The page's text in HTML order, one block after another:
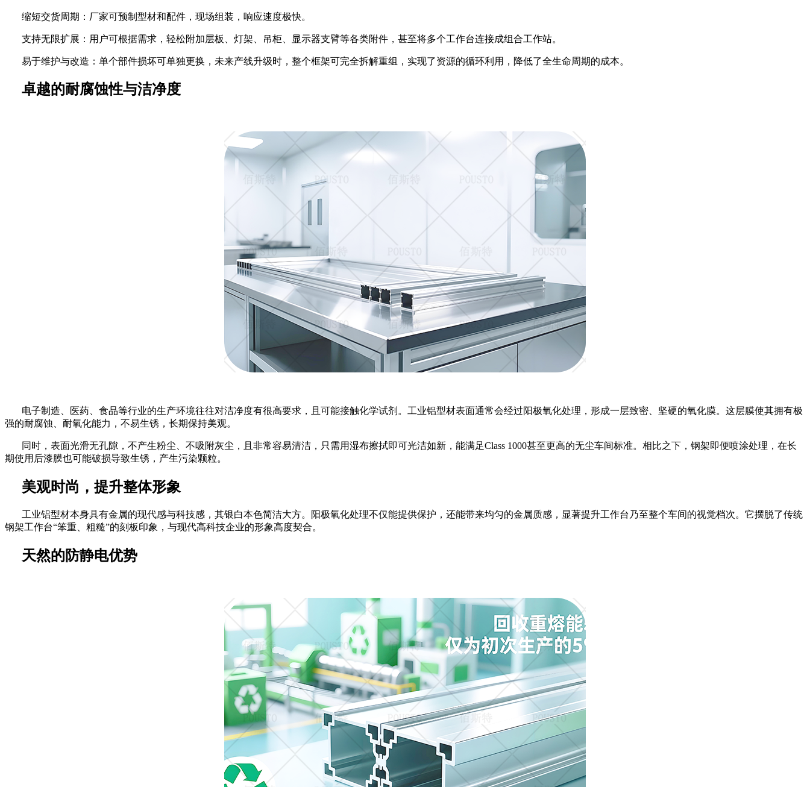
缩短交货周期：厂家可预制型材和配件，现场组装，响应速度极快。
支持无限扩展：用户可根据需求，轻松附加层板、灯架、吊柜、显示器支臂等各类附件，甚至将多个工作台连接成组合工作站。
易于维护与改造：单个部件损坏可单独更换，未来产线升级时，整个框架可完全拆解重组，实现了资源的循环利用，降低了全生命周期的成本。
卓越的耐腐蚀性与洁净度
电子制造、医药、食品等行业的生产环境往往对洁净度有很高要求，且可能接触化学试剂。工业铝型材表面通常会经过阳极氧化处理，形成一层致密、坚硬的氧化膜。这层膜使其拥有极
强的耐腐蚀、耐氧化能力，不易生锈，长期保持美观。
同时，表面光滑无孔隙，不产生粉尘、不吸附灰尘，且非常容易清洁，只需用湿布擦拭即可光洁如新，能满足Class 1000甚至更高的无尘车间标准。相比之下，钢架即便喷涂处理，在长
期使用后漆膜也可能破损导致生锈，产生污染颗粒。
美观时尚，提升整体形象
工业铝型材本身具有金属的现代感与科技感，其银白本色简洁大方。阳极氧化处理不仅能提供保护，还能带来均匀的金属质感，显著提升工作台乃至整个车间的视觉档次。它摆脱了传统
钢架工作台“笨重、粗糙”的刻板印象，与现代高科技企业的形象高度契合。
天然的防静电优势